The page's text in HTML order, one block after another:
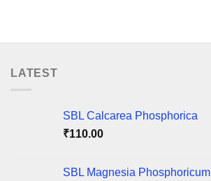
LATEST
SBL Calcarea Phosphorica
₹110.00
SBL Magnesia Phosphoricum